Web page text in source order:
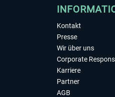
Kontakt
Presse
Wir über uns
Corporate
Karriere
Partner
AGB